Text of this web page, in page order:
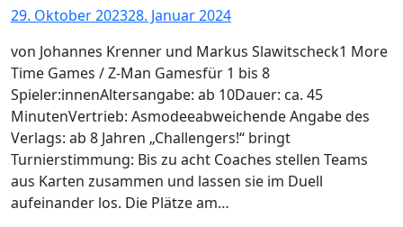
29. Oktober 202328. Januar 2024
von Johannes Krenner und Markus Slawitscheck1 More
Time Games / Z-Man Gamesfür 1 bis 8
Spieler:innenAltersangabe: ab 10Dauer: ca. 45
MinutenVertrieb: Asmodeeabweichende Angabe des
Verlags: ab 8 Jahren „Challengers!“ bringt
Turnierstimmung: Bis zu acht Coaches stellen Teams
aus Karten zusammen und lassen sie im Duell
aufeinander los. Die Plätze am…